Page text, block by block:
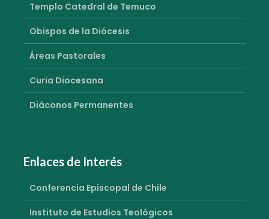
Templo Catedral de Temuco
Obispos de la Diócesis
Áreas Pastorales
Curia Diocesana
Diáconos Permanentes
Enlaces de Interés
Conferencia Episcopal de Chile
Instituto de Estudios Teológicos